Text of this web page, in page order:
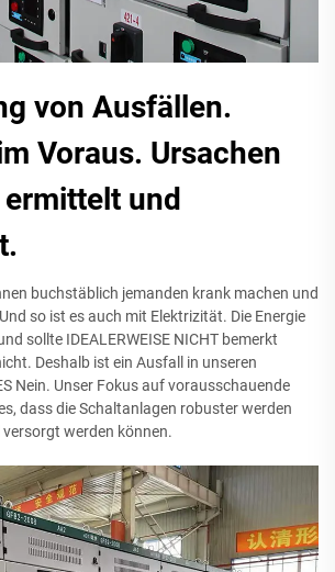
von Ausfällen.
Voraus. Ursachen
und
buchstäblich jemanden krank machen und
so ist es auch mit Elektrizität. Die Energie
sollte IDEALERWEISE NICHT bemerkt
Deshalb ist ein Ausfall in unseren
Nein. Unser Fokus auf vorausschauende
dass die Schaltanlagen robuster werden
werden können.